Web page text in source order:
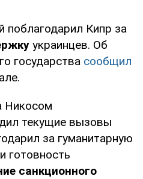
поблагодарил Кипр за
украинцев. Об
государства сообщил
Никосом
текущие вызовы
за гуманитарную
готовность
санкционного